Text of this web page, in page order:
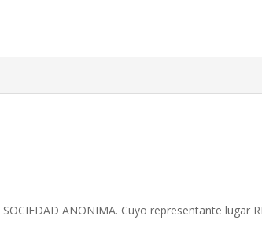
ANONIMA. Cuyo representante lugar